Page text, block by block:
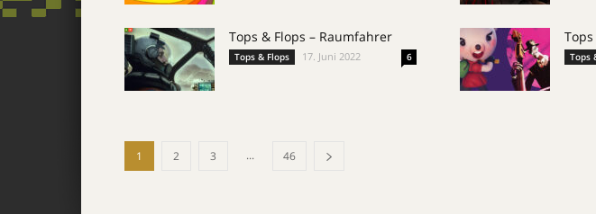
Tops & Flops – Raumfahrer
Tops & Flops 17. Juni 2022 6 Tops
1 2 3 ... 46